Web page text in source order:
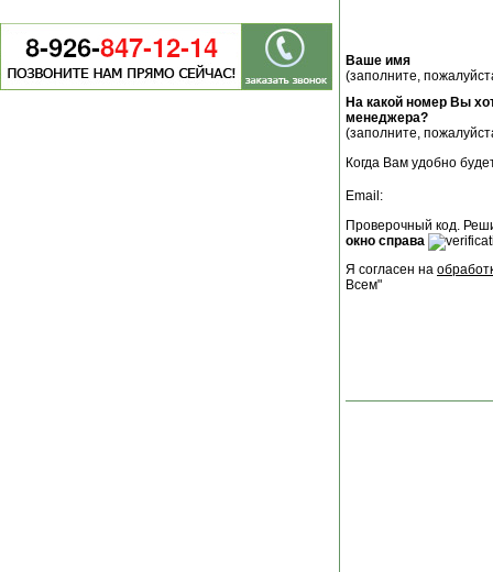
Ваше имя
(заполните,
На какой номер Вы
менеджера?
(заполните,
Когда Вам удобно
Email:
Проверочный код.
окно справа
Я согласен на
Всем"